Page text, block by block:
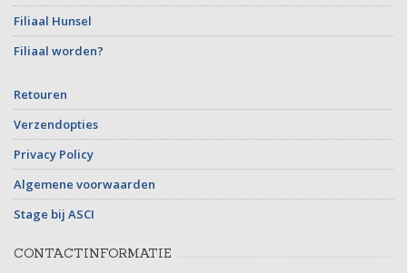
Filiaal Hunsel
Filiaal worden?
Retouren
Verzendopties
Privacy Policy
Algemene voorwaarden
Stage bij ASCI
CONTACTINFORMATIE